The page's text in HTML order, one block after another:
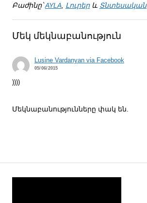
Բաժինը՝AYLA, Լուրերև Տնտեսական
Մեկ մեկնաբանություն
Lusine Vardanyan via Facebook
05/06/2015
))))
Մեկնաբանությունները փակ են.